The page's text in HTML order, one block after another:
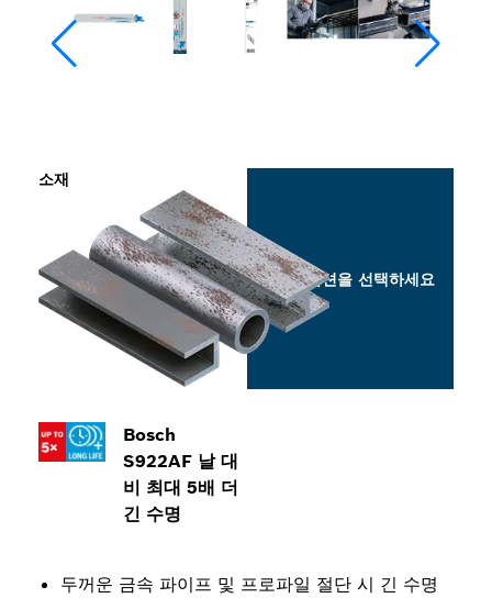
Bosch
S922AF 날 대
비 최대 5배 더
긴 수명
두꺼운 금속 파이프 및 프로파일 절단 시 긴 수명
소재
옵션을 선택하세요